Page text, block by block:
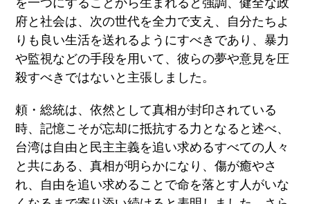
府と社会は、次の世代を全力で支え、自分たちよ
りも良い生活を送れるようにすべきであり、暴力
や監視などの手段を用いて、彼らの夢や意見を圧
殺すべきではないと主張しました。
頼・総統は、依然として真相が封印されている
時、記憶こそが忘却に抵抗する力となると述べ、
台湾は自由と民主主義を追い求めるすべての人々
と共にある、真相が明らかになり、傷が癒やさ
れ、自由を追い求めることで命を落とす人がいな